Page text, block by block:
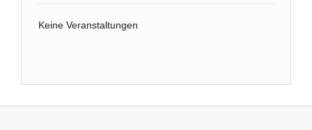
Keine Veranstaltungen